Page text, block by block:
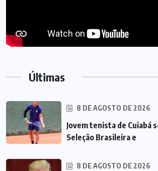
Últimas
8 DE AGOSTO DE 2026
Jovem tenista de Cuiabá
Seleção Brasileira e
8 DE AGOSTO DE 2026